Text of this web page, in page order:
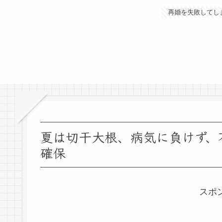
再婚を失敗してし
夏は切干大根、病気に負けず
確保
スポ